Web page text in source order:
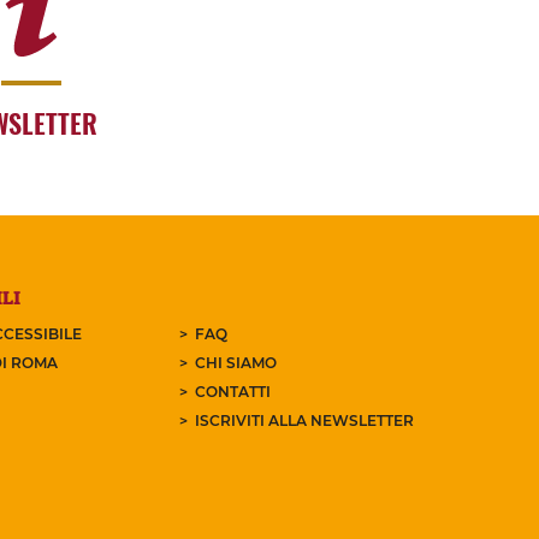
ROMA
FAQ
CHI SIAMO
CONTATTI
ISCRIVITI ALLA NEWSLETTER